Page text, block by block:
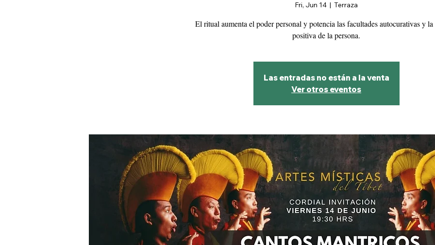
Fri, Jun 14
  |
Terraza
El ritual aumenta el poder personal y potencia las facultades autocurativas y la
positiva de la persona.
Las entradas no están a la venta
Ver otros eventos